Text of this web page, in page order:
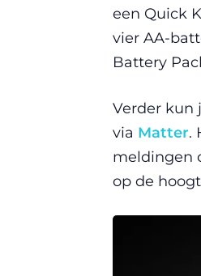
een Quick
vier AA-
Battery
Verder kun
via Matter.
meldingen
op de